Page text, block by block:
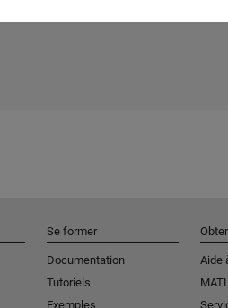
Se former
Documentation
Tutoriels
Exemples
Aide